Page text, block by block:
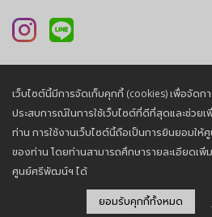
นโยบายความเป็นส่วนตั
© 2026, Sriphat Medical
เว็บไซต์นี้มีการจัดเก็บคุกกี้ (cookies) เพื่อจัดก
ประสบการณ์ในการใช้เว็บไซต์ที่ดีที่สุดและช่วย
ท่าน การใช้งานเว็บไซต์นี้ถือเป็นการยินยอมใ
ของท่าน โดยท่านสามารถศึกษารายละเอียดเ
ศูนย์ศรีพัฒน์ฯ ได้
ยอมรับคุกกี้ทั้งหมด